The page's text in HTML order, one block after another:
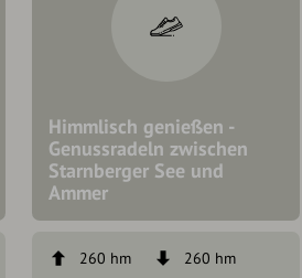
Himmlisch genießen -
Genussradeln zwischen
Starnberger See und
Ammer
260 hm
260 hm